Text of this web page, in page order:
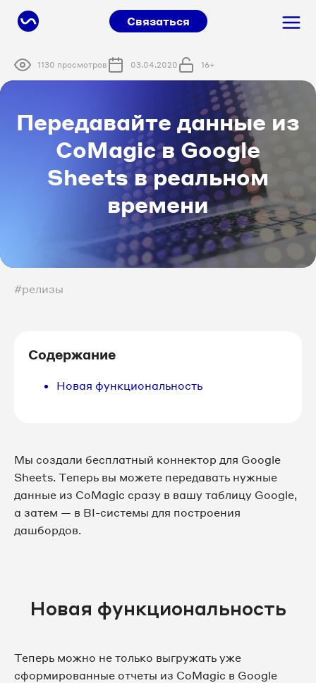
Связаться
1130 просмотров 03.04.2020 16+
Передавайте данные из
CoMagic в Google
Sheets в реальном
времени
#релизы
Содержание
Новая функциональность
Мы создали бесплатный коннектор для Google
Sheets. Теперь вы можете передавать нужные
данные из CoMagic сразу в вашу таблицу Google,
а затем — в BI-системы для построения
дашбордов.
Новая функциональность
Теперь можно не только выгружать уже
сформированные отчеты из CoMagic в Google